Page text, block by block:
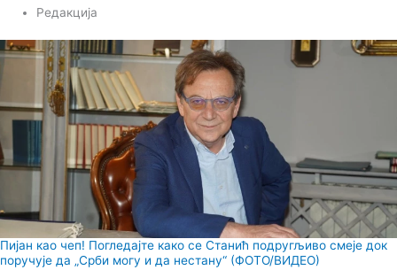
Редакција
Пијан као чеп! Погледајте како се Станић подругљиво смеје док
поручује да „Срби могу и да нестану“ (ФОТО/ВИДЕО)